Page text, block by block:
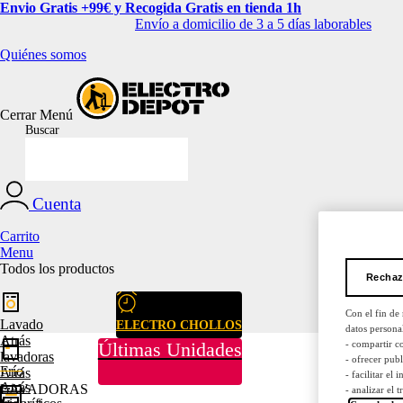
Envio Gratis +99€ y Recogida Gratis en tienda 1h
Envío a domicilio de 3 a 5 días laborables
Quiénes somos
CerrarMenú
Buscar
Cuenta
Carrito
Menu
Todos los productos
ELECTRO CHOLLOS
Últimas Unidades
Lavado
Atrás
lavadoras
Atrás
LAVADORAS
Frío
Atrás
Con el fin de
datos
- compartir
- ofrecer
- facilitar el
- analizar el